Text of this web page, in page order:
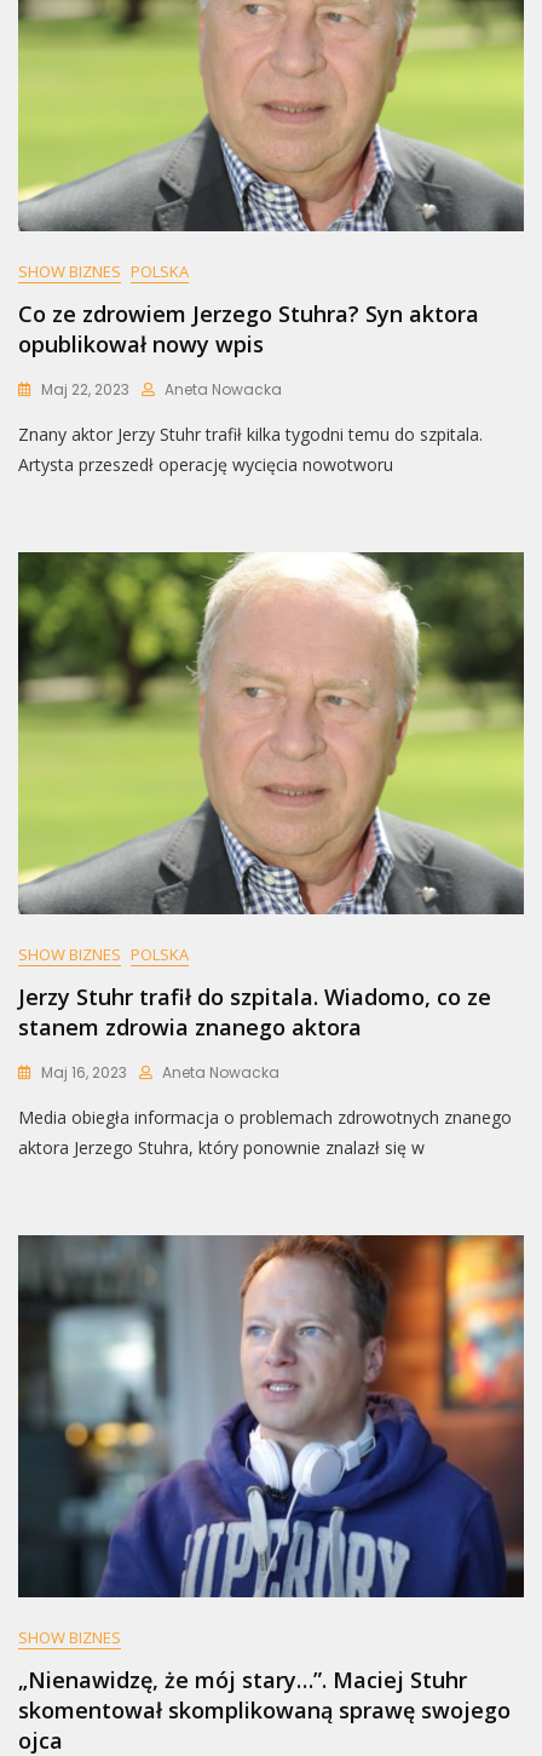
SHOW BIZNES POLSKA
Co ze zdrowiem Jerzego Stuhra? Syn aktora
opublikował nowy wpis
Maj 22, 2023 Aneta Nowacka
Znany aktor Jerzy Stuhr trafił kilka tygodni temu do szpitala.
Artysta przeszedł operację wycięcia nowotworu
SHOW BIZNES POLSKA
Jerzy Stuhr trafił do szpitala. Wiadomo, co ze
stanem zdrowia znanego aktora
Maj 16, 2023 Aneta Nowacka
Media obiegła informacja o problemach zdrowotnych znanego
aktora Jerzego Stuhra, który ponownie znalazł się w
SHOW BIZNES
„Nienawidzę, że mój stary…”. Maciej Stuhr
skomentował skomplikowaną sprawę swojego
ojca